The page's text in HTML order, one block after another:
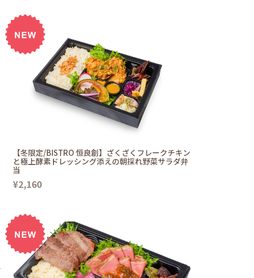
【冬限定/BISTRO 恒良創】ざくざくフレークチキン
と極上酵素ドレッシング添えの朝採れ野菜サラダ弁
当
¥2,160